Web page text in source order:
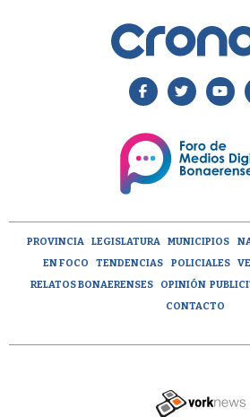
PROVINCIA LEGISLATURA MUNICIPIOS
EN FOCO
TENDENCIAS POLICIALES
RELATOS BONAERENSES
OPINIÓN
CONTACTO